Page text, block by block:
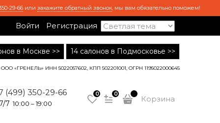
29-66 или закажите обратный звонок, мы вам обязательно поможем!
Войти Регистрация
в Москве >> 14 салонов в Подмосковье >>
ООО «ГРЕНЕЛЬ» ИНН 5022057602, КПП 502201001, ОГРН 1195022000645
(499) 350-29-66
7 10:00 – 19:00
0 0
Корзина